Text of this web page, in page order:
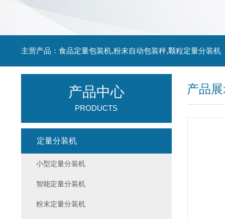
主营产品：食品定量包装机,粉末自动包装秤,颗粒定量分装机
产品
产品中心
PRODUCTS
定量分装机
小型定量分装机
智能定量分装机
粉末定量分装机